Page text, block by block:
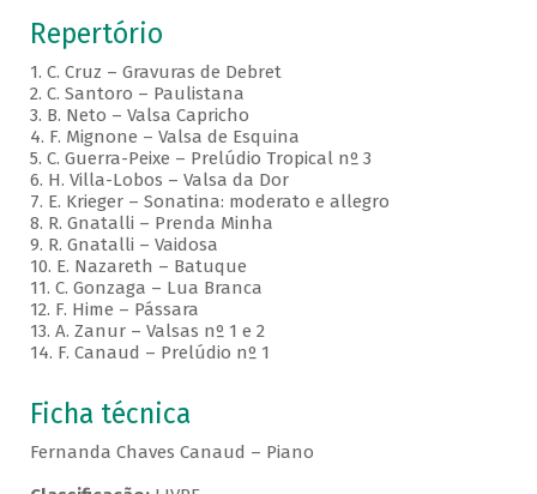
Repertório
1. C. Cruz – Gravuras de Debret
2. C. Santoro – Paulistana
3. B. Neto – Valsa Capricho
4. F. Mignone – Valsa de Esquina
5. C. Guerra-Peixe – Prelúdio Tropical nº 3
6. H. Villa-Lobos – Valsa da Dor
7. E. Krieger – Sonatina: moderato e allegro
8. R. Gnatalli – Prenda Minha
9. R. Gnatalli – Vaidosa
10. E. Nazareth – Batuque
11. C. Gonzaga – Lua Branca
12. F. Hime – Pássara
13. A. Zanur – Valsas nº 1 e 2
14. F. Canaud – Prelúdio nº 1
Ficha técnica
Fernanda Chaves Canaud – Piano